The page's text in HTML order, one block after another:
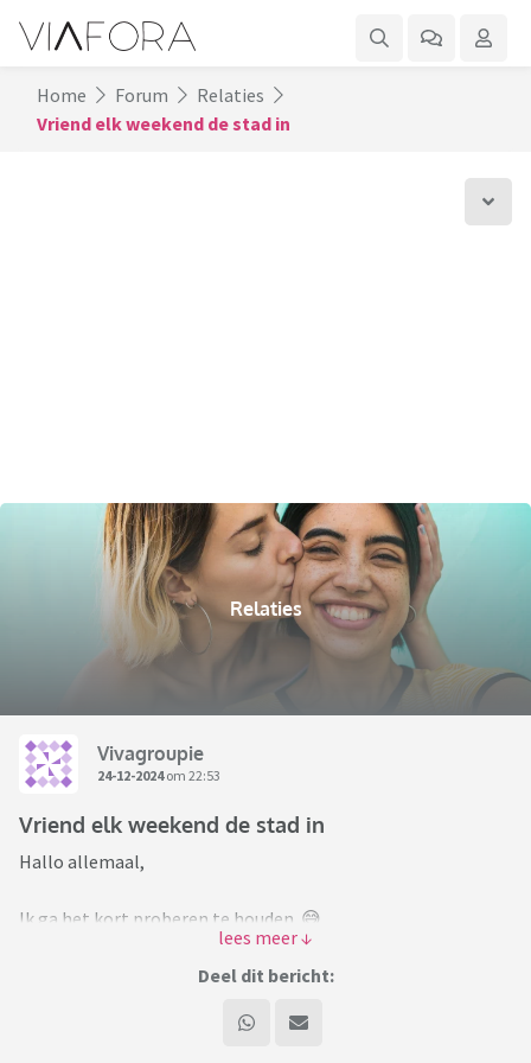
Home Forum
Relaties
Vriend elk weekend de stad in
Relaties
Vivagroupie
24-12-2024om 22:53
Vriend elk weekend de stad in
Hallo allemaal,
Ik ga het kort proberen te houden. 😅
Mijn vriend en ik zijn nu ongeveer tweeënhalf jaar samen. Ik,
zijn we ongeveer twee jaar vrijgezel geweest voordat we
Deel dit bericht: